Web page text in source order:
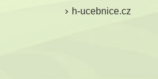
h-ucebnice.cz